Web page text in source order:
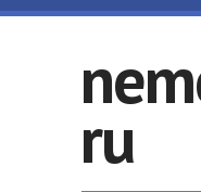
Перейти к основному
ru